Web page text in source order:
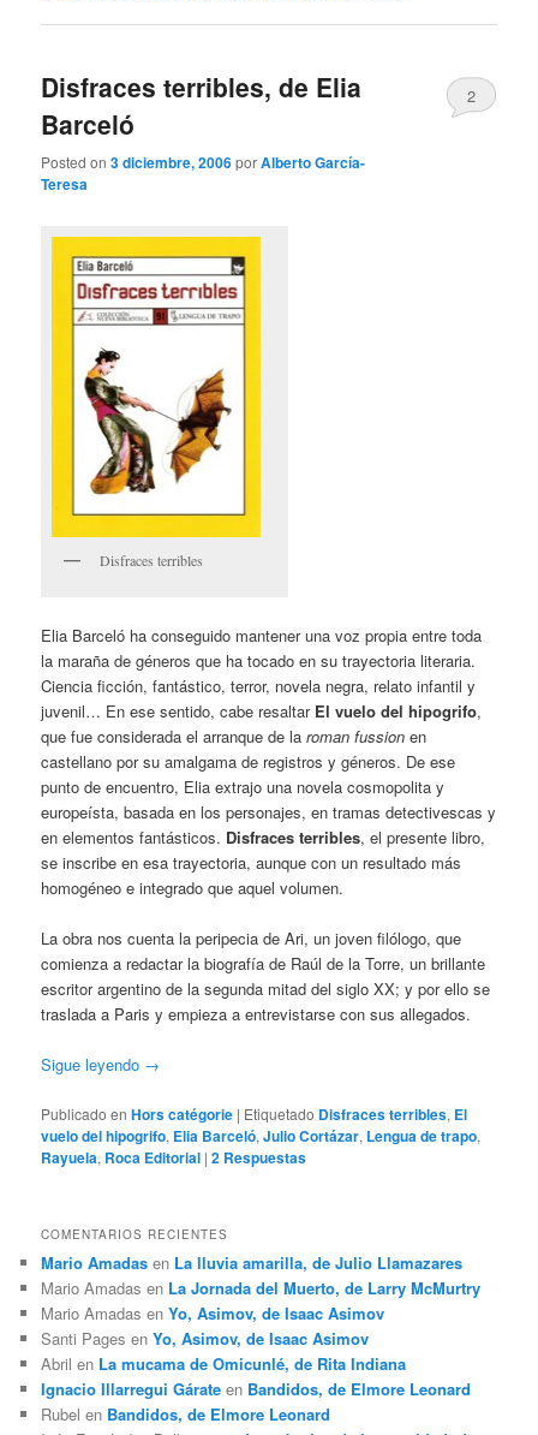
Disfraces terribles, de Elia
Barceló
Posted on3 diciembre, 2006porAlberto García-
Teresa
2
Disfraces terribles
Elia Barceló ha conseguido mantener una voz propia entre toda
la maraña de géneros que ha tocado en su trayectoria literaria.
Ciencia ficción, fantástico, terror, novela negra, relato infantil y
juvenil… En ese sentido, cabe resaltar El vuelo del hipogrifo,
que fue considerada el arranque de laroman fussion en
castellano por su amalgama de registros y géneros. De ese
punto de encuentro, Elia extrajo una novela cosmopolita y
europeísta, basada en los personajes, en tramas detectivescas y
en elementos fantásticos. Disfraces terribles, el presente libro,
se inscribe en esa trayectoria, aunque con un resultado más
homogéneo e integrado que aquel volumen.
La obra nos cuenta la peripecia de Ari, un joven filólogo, que
comienza a redactar la biografía de Raúl de la Torre, un brillante
escritor argentino de la segunda mitad del siglo XX; y por ello se
traslada a Paris y empieza a entrevistarse con sus allegados.
Sigue leyendo →
Publicado en Hors catégorie | Etiquetado Disfraces terribles, El
vuelo del hipogrifo, Elia Barceló,Julio Cortázar, Lengua de trapo,
Rayuela, Roca Editorial |2 Respuestas
COMENTARIOS RECIENTES
Mario Amadas en La lluvia amarilla, de Julio Llamazares
Mario Amadas en La Jornada del Muerto, de Larry McMurtry
Mario Amadas enYo, Asimov, de Isaac Asimov
Santi Pages enYo, Asimov, de Isaac Asimov
Abril en La mucama de Omicunlé, de Rita Indiana
Ignacio Illarregui Gárate en Bandidos, de Elmore Leonard
Rubel en Bandidos, de Elmore Leonard